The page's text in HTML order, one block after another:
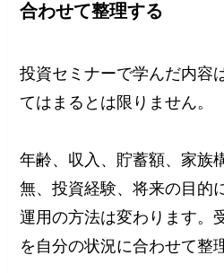
合わせて整理する
投資セミナーで学んだ内容
てはまるとは限りません。
年齢、収入、貯蓄額、家族
無、投資経験、将来の目的
運用の方法は変わります。
を自分の状況に合わせて整